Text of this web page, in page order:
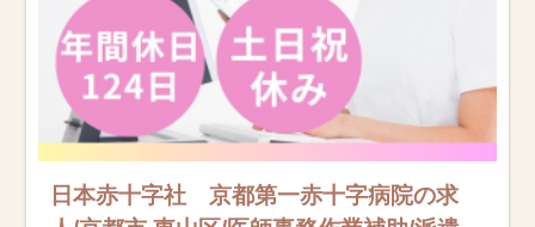
日本赤十字社 京都第一赤十字病院の求